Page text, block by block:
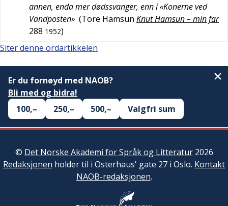
annen, enda mer dødssvanger, enn i «Konerne ved
Vandposten» (Tore Hamsun Knut Hamsun – min far
288 1952)
Siter denne ordartikkelen
Er du fornøyd med NAOB?
Bli med og bidra!
100,–
250,– 500,– Valgfri sum
© Det Norske Akademi for Språk og Litteratur2026
Redaksjonen holder til i Osterhaus' gate 27 i Oslo. Kontakt
NAOB-redaksjonen.